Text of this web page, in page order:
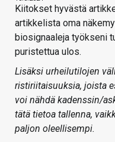
Kiitokset hyvästä
artikkelista oma
biosignaaleja työkseni
puristettua ulos.
Lisäksi urheilutilojen
ristiriitaisuuksia, joista
voi nähdä kadenssin/
tätä tietoa tallenna,
paljon oleellisempi.